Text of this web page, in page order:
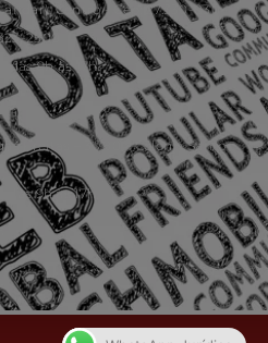
andar), Centro - Cep: 27.330-030
2500
das 9h às 17h.
Freitas – 3.780 – Colônia Santo
9h às 17h